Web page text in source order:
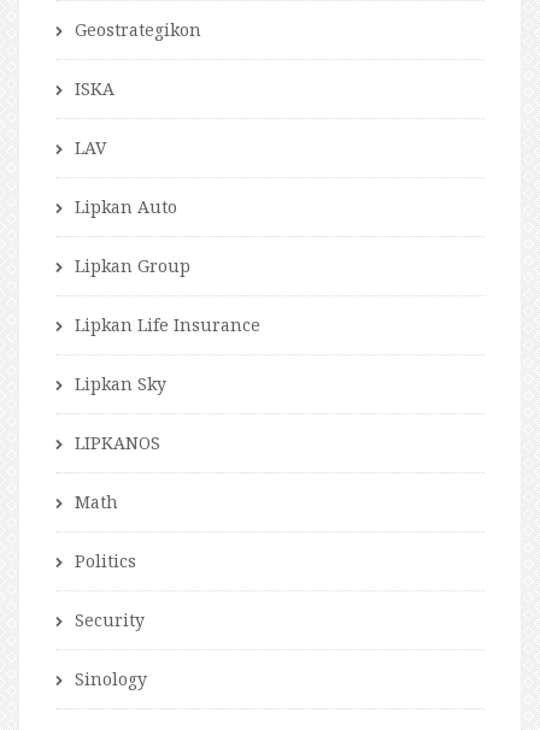
Geostrategikon
ISKA
LAV
Lipkan Auto
Lipkan Group
Lipkan Life Insurance
Lipkan Sky
LIPKANOS
Math
Politics
Security
Sinology